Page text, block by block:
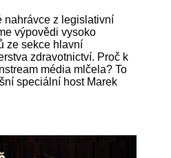
nahrávce z legislativní
výpovědi vysoko
ze sekce hlavní
zdravotnictví. Proč k
média mlčela? To
speciální host Marek